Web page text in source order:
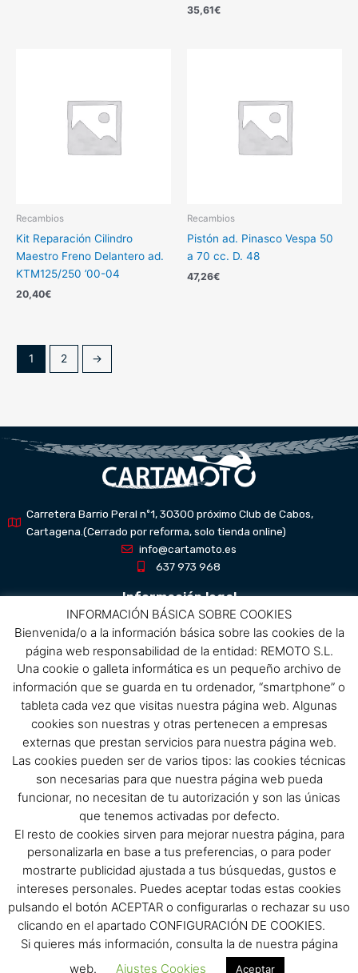
35,61€
Recambios
Kit Reparación Cilindro
Maestro Freno Delantero ad.
KTM125/250 ’00-04
20,40€
Recambios
Pistón ad. Pinasco Vespa 50
a 70 cc. D. 48
47,26€
1 2 →
Carretera Barrio Peral nº1, 30300 próximo Club de Cabos,
Cartagena.(Cerrado por reforma, solo tienda online)
info@cartamoto.es
637 973 968
Información legal
Aviso Legal
Política de privacidad
Política de protección de datos
Política de cookies
Condiciones de compra
Menú
Menu
Síguenos
F
a
c
e
I
n
s
t
Cartamoto © Copyright 2020. Desarrollado porMark-Sonoma.com
INFORMACIÓN BÁSICA SOBRE COOKIES
Bienvenida/o a la información básica sobre las cookies de la
página web responsabilidad de la entidad: REMOTO S.L.
Una cookie o galleta informática es un pequeño archivo de
información que se guarda en tu ordenador, “smartphone” o
tableta cada vez que visitas nuestra página web. Algunas
cookies son nuestras y otras pertenecen a empresas
externas que prestan servicios para nuestra página web.
Las cookies pueden ser de varios tipos: las cookies técnicas
son necesarias para que nuestra página web pueda
funcionar, no necesitan de tu autorización y son las únicas
que tenemos activadas por defecto.
El resto de cookies sirven para mejorar nuestra página, para
personalizarla en base a tus preferencias, o para poder
mostrarte publicidad ajustada a tus búsquedas, gustos e
intereses personales. Puedes aceptar todas estas cookies
pulsando el botón ACEPTAR o configurarlas o rechazar su uso
clicando en el apartado CONFIGURACIÓN DE COOKIES.
Si quieres más información, consulta la de nuestra página
web.
Ajustes Cookies Aceptar